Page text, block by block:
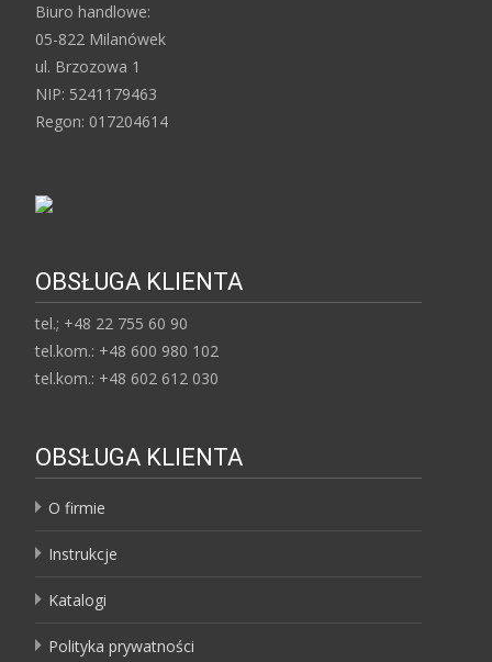
Biuro handlowe:
05-822 Milanówek
ul. Brzozowa 1
NIP: 5241179463
Regon: 017204614
OBSŁUGA KLIENTA
tel.; +48 22 755 60 90
tel.kom.: +48 600 980 102
tel.kom.: +48 602 612 030
OBSŁUGA KLIENTA
O firmie
Instrukcje
Katalogi
Polityka prywatności